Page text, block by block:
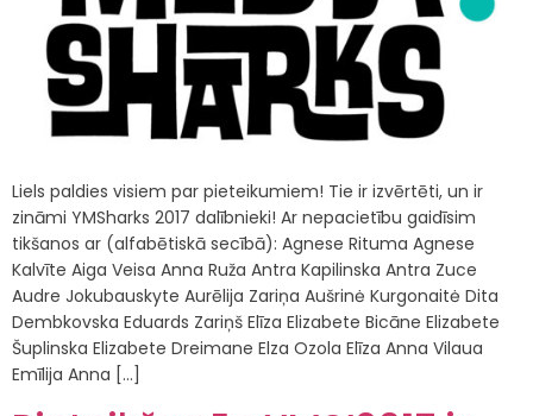
Liels paldies visiem par pieteikumiem! Tie ir izvērtēti, un ir
zināmi YMSharks 2017 dalībnieki! Ar nepacietību gaidīsim
tikšanos ar (alfabētiskā secībā): Agnese Rituma Agnese
Kalvīte Aiga Veisa Anna Ruža Antra Kapilinska Antra Zuce
Audre Jokubauskyte Aurēlija Zariņa Aušrinė Kurgonaitė Dita
Dembkovska Eduards Zariņš Elīza Elizabete Bicāne Elizabete
Šuplinska Elizabete Dreimane Elza Ozola Elīza Anna Vilaua
Emīlija Anna […]